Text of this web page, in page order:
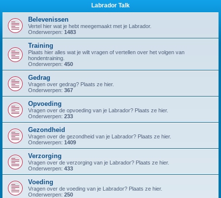
Labrador Talk
Belevenissen
Vertel hier wat je hebt meegemaakt met je Labrador.
Onderwerpen: 1483
Training
Plaats hier alles wat je wilt vragen of vertellen over het volgen van
hondentraining.
Onderwerpen: 450
Gedrag
Vragen over gedrag? Plaats ze hier.
Onderwerpen: 367
Opvoeding
Vragen over de opvoeding van je Labrador? Plaats ze hier.
Onderwerpen: 233
Gezondheid
Vragen over de gezondheid van je Labrador? Plaats ze hier.
Onderwerpen: 1409
Verzorging
Vragen over de verzorging van je Labrador? Plaats ze hier.
Onderwerpen: 433
Voeding
Vragen over de voeding van je Labrador? Plaats ze hier.
Onderwerpen: 250